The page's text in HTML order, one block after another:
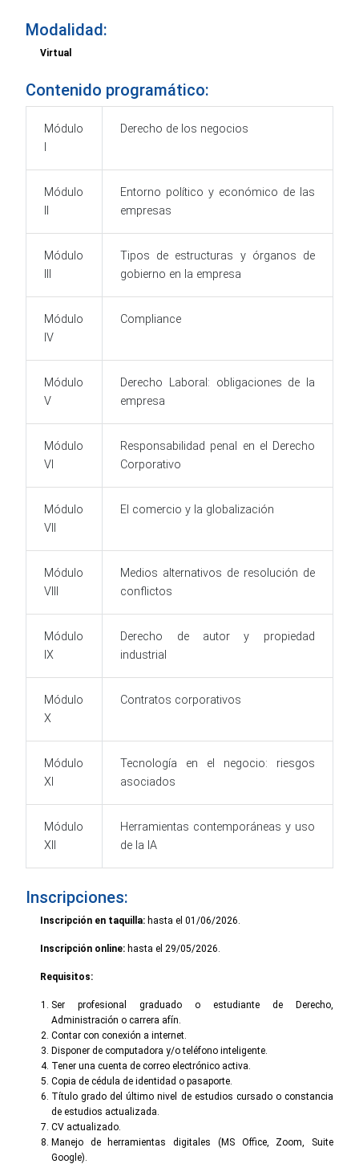
Modalidad:
Virtual
Contenido programático:
Módulo
Derecho de los negocios
Módulo
Entorno político y económico de las
empresas
Módulo
Tipos de estructuras y órganos de
gobierno en la empresa
Módulo
IV
Compliance
Módulo
V
Derecho Laboral: obligaciones de la
empresa
Módulo
VI
Responsabilidad penal en el Derecho
Corporativo
Módulo
VII
El comercio y la globalización
Módulo
VIII
Medios alternativos de resolución de
conflictos
Módulo
IX
Derecho de autor y propiedad
industrial
Módulo
X
Contratos corporativos
Módulo
XI
Tecnología en el negocio: riesgos
asociados
Módulo
XII
Herramientas contemporáneas y uso
de la IA
Inscripciones:
Inscripción en taquilla: hasta el 01/06/2026.
Inscripción online: hasta el 29/05/2026.
Requisitos:
Ser profesional graduado o estudiante de Derecho,
Administración o carrera afín.
Contar con conexión a internet.
Disponer de computadora y/o teléfono inteligente.
Tener una cuenta de correo electrónico activa.
Copia de cédula de identidad o pasaporte.
Título grado del último nivel de estudios cursado o constancia
de estudios actualizada.
CV actualizado.
Manejo de herramientas digitales (MS Office, Zoom, Suite
Google).